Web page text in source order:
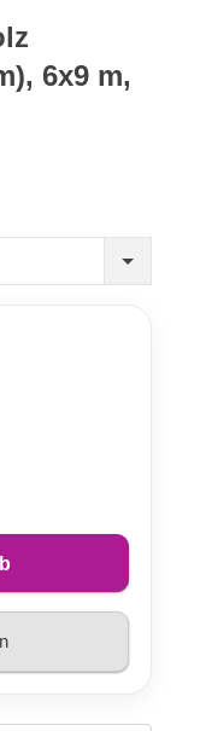
6x9 m,